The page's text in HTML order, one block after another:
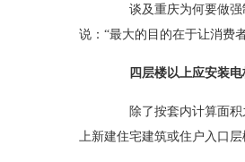
谈及重庆为何要做强制
说：“最大的目的在于让消费
四层楼以上应安装电
除了按套内计算面积之
上新建住宅建筑或住户入口